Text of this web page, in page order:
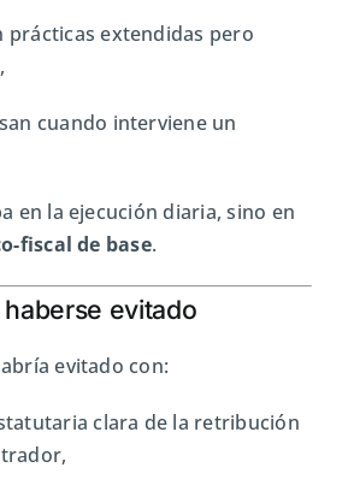
prácticas extendidas pero
cuando interviene un
en la ejecución diaria, sino en
fiscal de base.
evitado
evitado con:
clara de la retribución